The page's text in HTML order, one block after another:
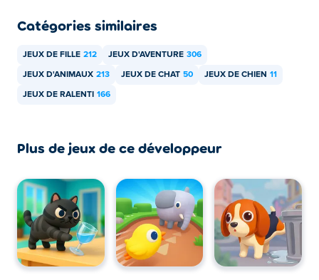
Catégories similaires
JEUX DE FILLE 212 JEUX D'AVENTURE 306
JEUX D'ANIMAUX 213 JEUX DE CHAT 50 JEUX DE CHIEN 11
JEUX DE RALENTI 166
Plus de jeux de ce développeur